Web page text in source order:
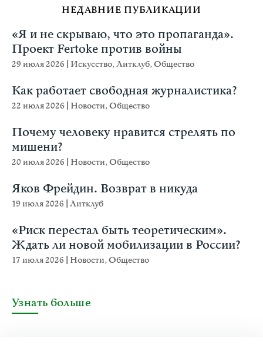
НЕДАВНИЕ ПУБЛИКАЦИИ
«Я и не скрываю, что это пропаганда».
Проект Fertoke против войны
29 июля 2026 Искусство,Литклуб,Общество
Как работает свободная журналистика?
22 июля 2026 Новости,Общество
Почему человеку нравится стрелять по
мишени?
20 июля 2026 Новости,Общество
Яков Фрейдин. Возврат в никуда
19 июля 2026 Литклуб
«Риск перестал быть теоретическим».
Ждать ли новой мобилизации в России?
17 июля 2026 Новости,Общество
Узнать больше